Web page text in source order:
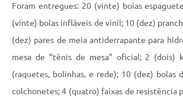
Foram entregues: 20 (vinte) boias
(vinte) bolas infláveis de vinil; 10 (dez)
(dez) pares de meia antiderrapante para
mesa de “tênis de mesa” oficial; 2 (dois)
(raquetes, bolinhas, e rede); 10 (dez) bolas
colchonetes; 4 (quatro) faixas de resistência